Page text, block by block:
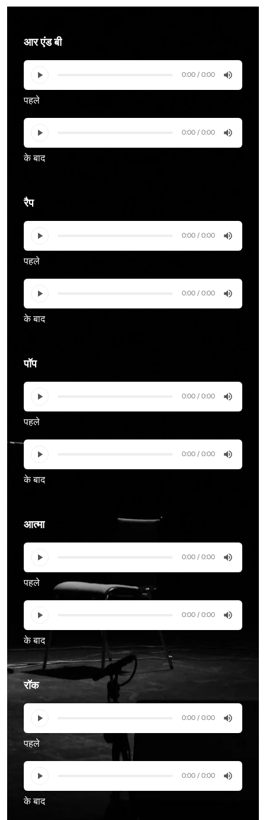
आर एंड बी
0:00 / 0:00
पहले
0:00 / 0:00
के बाद
रैप
0:00 / 0:00
पहले
0:00 / 0:00
के बाद
पॉप
0:00 / 0:00
पहले
0:00 / 0:00
के बाद
आत्मा
0:00 / 0:00
पहले
0:00 / 0:00
के बाद
रॉक
0:00 / 0:00
पहले
0:00 / 0:00
के बाद